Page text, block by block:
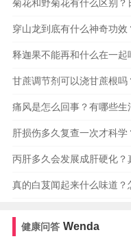
菊花和野菊花有什么区别？
穿山龙到底有什么神奇功效
释迦果不能再和什么在一起
甘蔗调节剂可以浇甘蔗根吗
痛风是怎么回事？有哪些生
肝损伤多久复查一次才科学
丙肝多久会发展成肝硬化？
真的白芨闻起来什么味道？
健康问答 Wenda